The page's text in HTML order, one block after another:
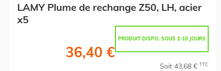
LAMY Plume de rechange Z50, LH, acier
x5
PRODUIT DISPO. SOUS 2-10 JOURS
36,40 €
Soit 43,68 € TTC